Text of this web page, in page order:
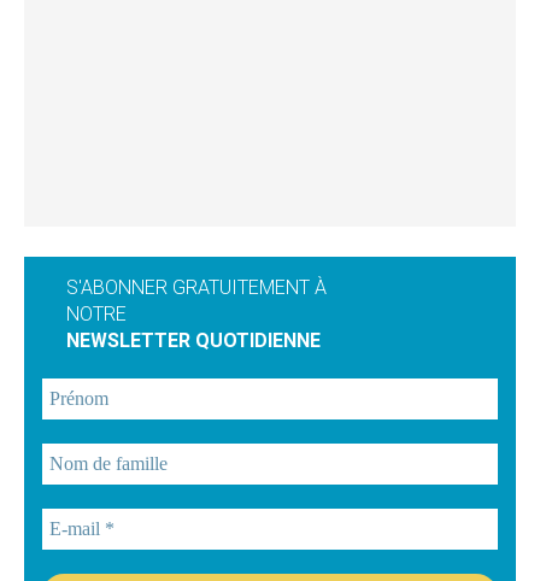
S'ABONNER GRATUITEMENT À
NOTRE
NEWSLETTER QUOTIDIENNE